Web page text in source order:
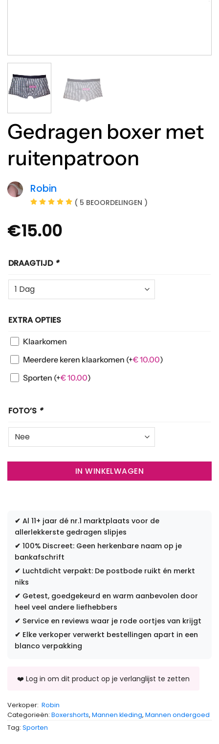
Gedragen boxer met
ruitenpatroon
Robin
( 5 BEOORDELINGEN )
€15.00
DRAAGTIJD *
EXTRA OPTIES
Klaarkomen
Meerdere keren klaarkomen (+€10.00)
Sporten (+€10.00)
FOTO’S *
IN WINKELWAGEN
✔ Al 11+ jaar dé nr.1 marktplaats voor de
allerlekkerste gedragen slipjes
✔ 100% Discreet: Geen herkenbare naam op je
bankafschrift
✔ Luchtdicht verpakt: De postbode ruikt én merkt
niks
✔ Getest, goedgekeurd en warm aanbevolen door
heel veel andere liefhebbers
✔ Service en reviews waar je rode oortjes van krijgt
✔ Elke verkoper verwerkt bestellingen apart in een
blanco verpakking
Verkoper: Robin
Categorieën: Boxershorts, Mannen kleding, Mannen ondergoed
Tag: Sporten